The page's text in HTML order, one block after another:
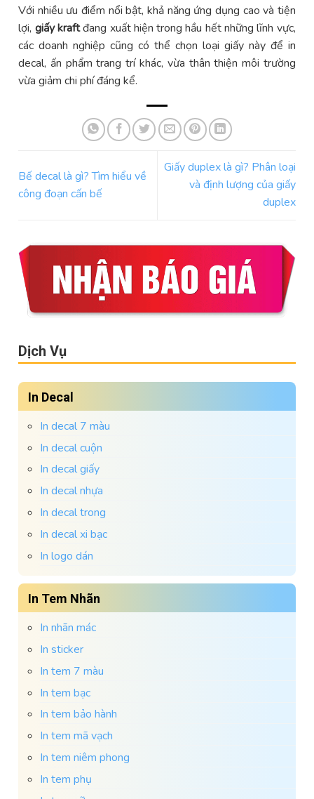
Với nhiều ưu điểm nổi bật, khả năng ứng dụng cao và tiện
lợi, giấy kraftđang xuất hiện trong hầu hết những lĩnh vực,
các doanh nghiệp cũng có thể chọn loại giấy này để in
decal, ấn phẩm trang trí khác, vừa thân thiện môi trường
vừa giảm chi phí đáng kể.
Bế decal là gì? Tìm hiểu về
công đoạn cấn bế
Giấy duplex là gì? Phân loại
và định lượng của giấy
duplex
Dịch Vụ
In Decal
In decal 7 màu
In decal cuộn
In decal giấy
In decal nhựa
In decal trong
In decal xi bạc
In logo dán
In Tem Nhãn
In nhãn mác
In sticker
In tem 7 màu
In tem bạc
In tem bảo hành
In tem mã vạch
In tem niêm phong
In tem phụ